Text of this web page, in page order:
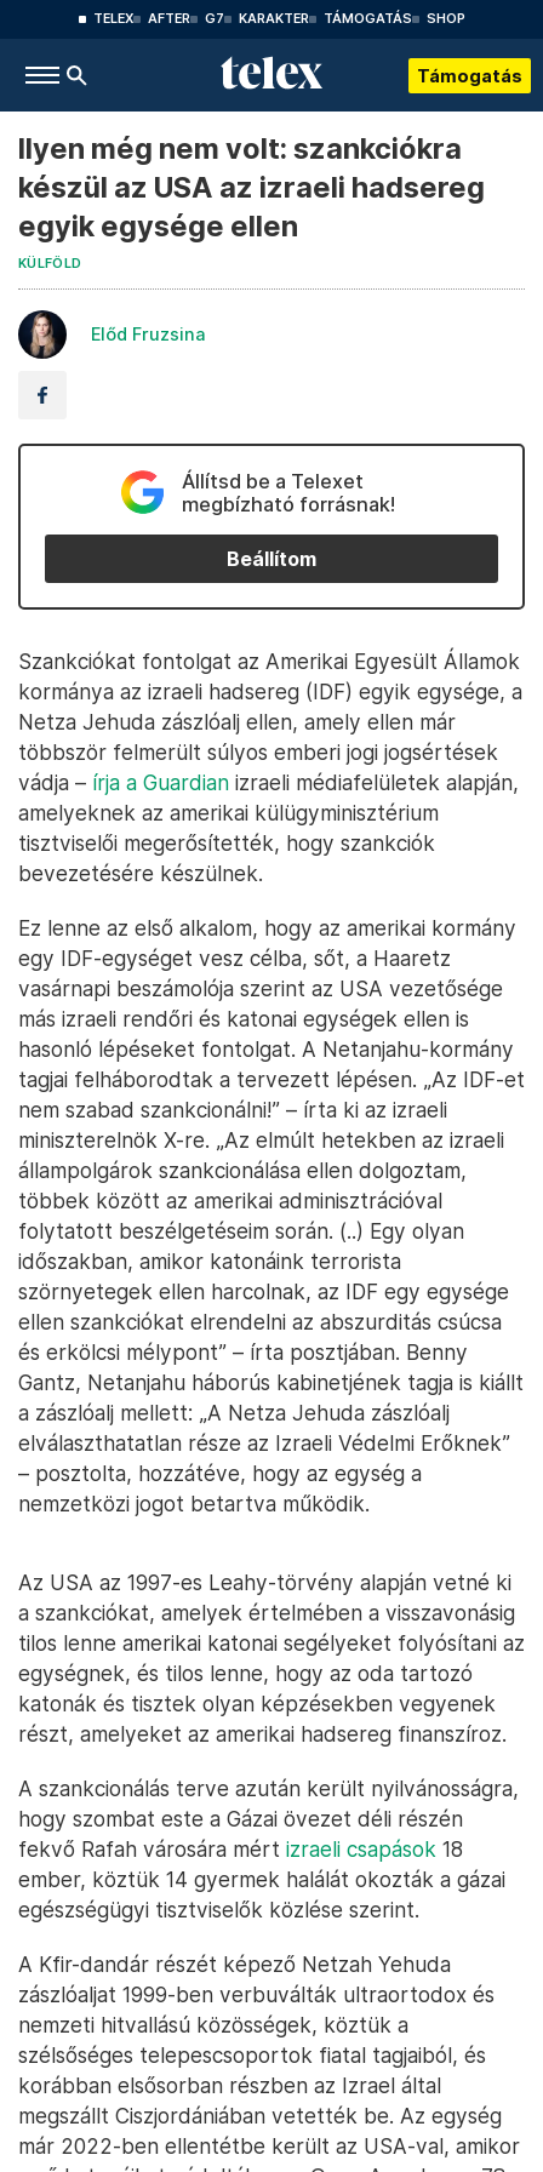
TELEX AFTER G7 KARAKTER TÁMOGATÁS SHOP
Támogatás
Ilyen még nem volt: szankciókra
készül az USA az izraeli hadsereg
egyik egysége ellen
KÜLFÖLD
Előd Fruzsina
Állítsd be a Telexet
megbízható forrásnak!
Beállítom
Szankciókat fontolgat az Amerikai Egyesült Államok
kormánya az izraeli hadsereg (IDF) egyik egysége, a
Netza Jehuda zászlóalj ellen, amely ellen már
többször felmerült súlyos emberi jogi jogsértések
vádja – írja a Guardian izraeli médiafelületek alapján,
amelyeknek az amerikai külügyminisztérium
tisztviselői megerősítették, hogy szankciók
bevezetésére készülnek.
Ez lenne az első alkalom, hogy az amerikai kormány
egy IDF-egységet vesz célba, sőt, a Haaretz
vasárnapi beszámolója szerint az USA vezetősége
más izraeli rendőri és katonai egységek ellen is
hasonló lépéseket fontolgat. A Netanjahu-kormány
tagjai felháborodtak a tervezett lépésen. „Az IDF-et
nem szabad szankcionálni!” – írta ki az izraeli
miniszterelnök X-re. „Az elmúlt hetekben az izraeli
állampolgárok szankcionálása ellen dolgoztam,
többek között az amerikai adminisztrációval
folytatott beszélgetéseim során. (..) Egy olyan
időszakban, amikor katonáink terrorista
szörnyetegek ellen harcolnak, az IDF egy egysége
ellen szankciókat elrendelni az abszurditás csúcsa
és erkölcsi mélypont” – írta posztjában. Benny
Gantz, Netanjahu háborús kabinetjének tagja is kiállt
a zászlóalj mellett: „A Netza Jehuda zászlóalj
elválaszthatatlan része az Izraeli Védelmi Erőknek”
– posztolta, hozzátéve, hogy az egység a
nemzetközi jogot betartva működik.
Az USA az 1997-es Leahy-törvény alapján vetné ki
a szankciókat, amelyek értelmében a visszavonásig
tilos lenne amerikai katonai segélyeket folyósítani az
egységnek, és tilos lenne, hogy az oda tartozó
katonák és tisztek olyan képzésekben vegyenek
részt, amelyeket az amerikai hadsereg finanszíroz.
A szankcionálás terve azután került nyilvánosságra,
hogy szombat este a Gázai övezet déli részén
fekvő Rafah városára mért izraeli csapások 18
ember, köztük 14 gyermek halálát okozták a gázai
egészségügyi tisztviselők közlése szerint.
A Kfir-dandár részét képező Netzah Yehuda
zászlóaljat 1999-ben verbuválták ultraortodox és
nemzeti hitvallású közösségek, köztük a
szélsőséges telepescsoportok fiatal tagjaiból, és
korábban elsősorban részben az Izrael által
megszállt Ciszjordániában vetették be. Az egység
már 2022-ben ellentétbe került az USA-val, amikor